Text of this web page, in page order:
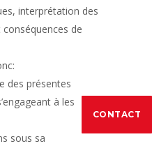
CONTACT
interprétation des
de
des présentes
à les
sous sa